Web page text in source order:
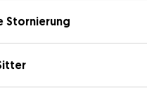
Stornierung